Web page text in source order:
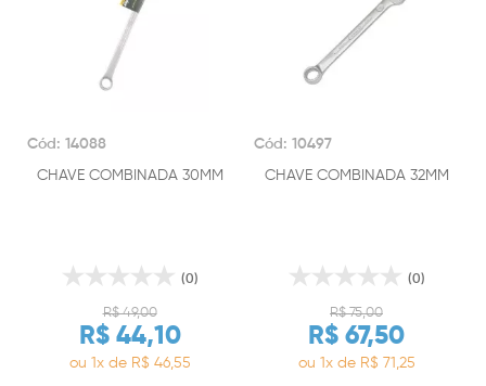
Cód: 14088
CHAVE COMBINADA 30MM
(0)
R$ 49,00
R$ 44,10
ou 1x de R$ 46,55
Cód: 10497
CHAVE COMBINADA 32MM
(0)
R$ 75,00
R$ 67,50
ou 1x de R$ 71,25